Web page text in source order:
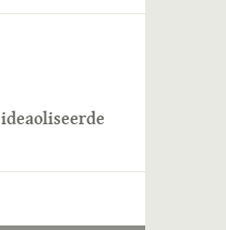
ideaoliseerde